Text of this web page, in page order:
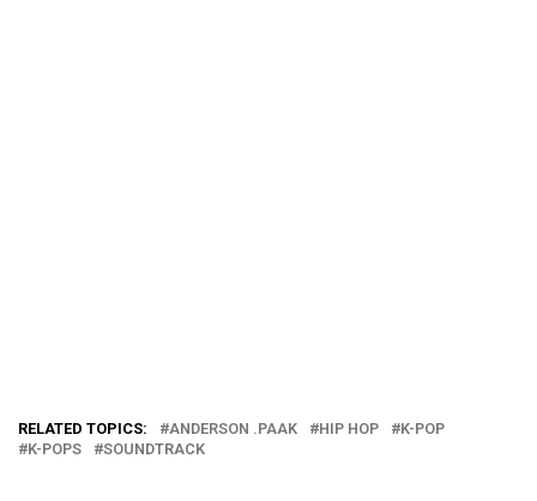
RELATED TOPICS: ANDERSON .PAAK HIP HOP
K-POP
K-POPS
SOUNDTRACK